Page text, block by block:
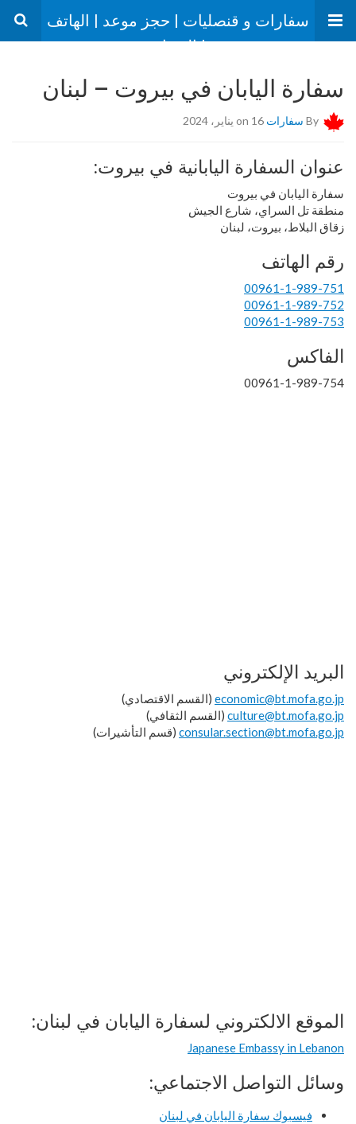
سفارات و قنصليات | حجز موعد | الهاتف
| العنوان
سفارة اليابان في بيروت – لبنان
By سفارات
عنوان السفارة اليابانية في بيروت:
سفارة اليابان في بيروت
منطقة تل السراي، شارع الجيش
زقاق البلاط، بيروت، لبنان
رقم الهاتف
00961-1-989-751
00961-1-989-752
00961-1-989-753
الفاكس
00961-1-989-754
البريد الإلكتروني
economic@bt.mofa.go.jp (القسم الاقتصادي)
culture@bt.mofa.go.jp (القسم الثقافي)
consular.section@bt.mofa.go.jp (قسم التأشيرات)
الموقع الالكتروني لسفارة اليابان في لبنان:
Japanese Embassy in Lebanon
وسائل التواصل الاجتماعي:
فيسبوك سفارة اليابان في لبنان